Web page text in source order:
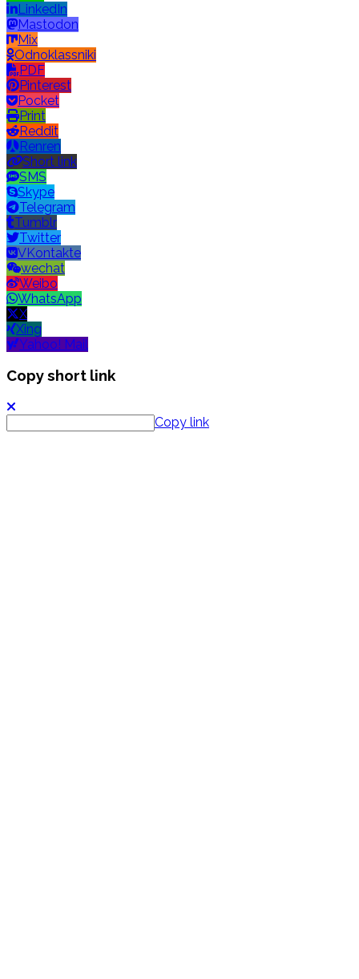
LinkedIn
Mastodon
Mix
Odnoklassniki
PDF
Pinterest
Pocket
Print
Reddit
Renren
Short link
SMS
Skype
Telegram
Tumblr
Twitter
VKontakte
wechat
Weibo
WhatsApp
X
Xing
Yahoo! Mail
Copy short link
Copy link